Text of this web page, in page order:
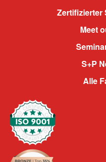
Zertifizierter
Meet
S+P
Alle